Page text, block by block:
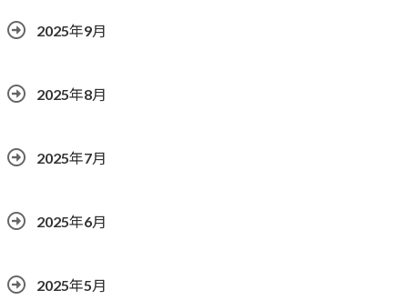
2025年9月
2025年8月
2025年7月
2025年6月
2025年5月